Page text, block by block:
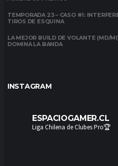
TEMPORADA 23 – CASO #1:
TIROS DE ESQUINA
LA MEJOR BUILD DE VOLANTE (MD/
DOMINA LA BANDA
INSTAGRAM
ESPACIOGAMER.CL
Liga Chilena de Clubes Pro🏆